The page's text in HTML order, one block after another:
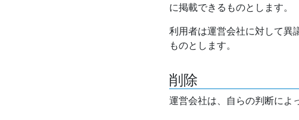
に掲載できるものとします。
利用者は運営会社に対して異
ものとします。
削除
運営会社は、自らの判断によ